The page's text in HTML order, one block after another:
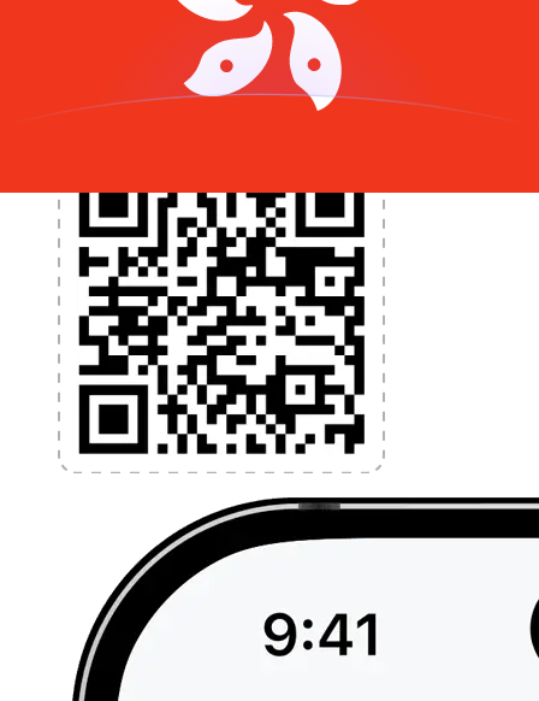
l'argent à l'étranger sans frais cachés. Téléchargez
l'application dès aujourd'hui !